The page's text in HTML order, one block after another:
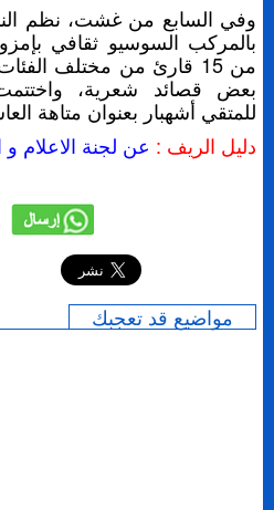
وفي السابع من غشت، نظم
بالمركب السوسيو ثقافي
من 15 قارئ من مختلف
بعض قصائد شعرية، واختتمت
للمتقي أشهبار بعنوان متاهة
دليل الريف : عن لجنة الاعلام و
مواضيع قد تعجبك